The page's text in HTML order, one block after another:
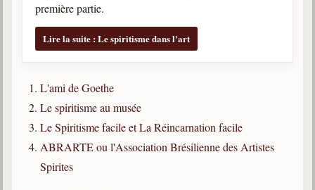
première partie.
Lire la suite : Le spiritisme dans l'art
L'ami de Goethe
Le spiritisme au musée
Le Spiritisme facile et La Réincarnation facile
ABRARTE ou l'Association Brésilienne des Artistes
Spirites